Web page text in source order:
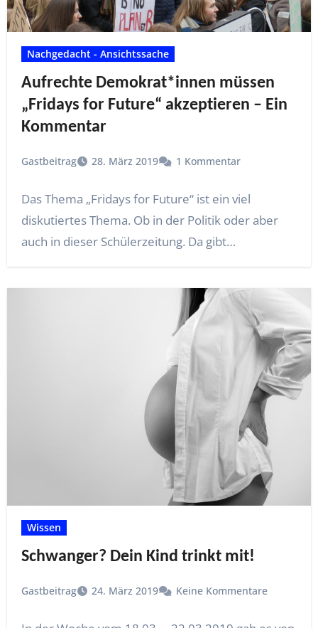
Nachgedacht - Ansichtssache
Aufrechte Demokrat*innen müssen
„Fridays for Future“ akzeptieren – Ein
Kommentar
Gastbeitrag 28. März 2019 1 Kommentar
Das Thema „Fridays for Future“ ist ein viel
diskutiertes Thema. Ob in der Politik oder aber
auch in dieser Schülerzeitung. Da gibt…
Wissen
Schwanger? Dein Kind trinkt mit!
Gastbeitrag 24. März 2019 Keine Kommentare